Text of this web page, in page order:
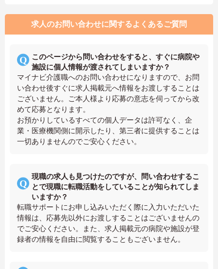
求人のお問い合わせに関するよくあるご質問
このページから問い合わせをすると、すぐに病院や
施設に個人情報が渡されてしまいますか？
マイナビ介護職へのお問い合わせになりますので、お問
い合わせ後すぐに求人掲載元へ情報をお渡しすることは
ございません。ご本人様より応募の意志を伺ってから改
めて応募となります。
お預かりしているすべての個人データは許可なく、企
業・医療機関側に開示したり、第三者に提供することは
一切ありませんのでご安心ください。
現職の求人も見つけたのですが、問い合わせするこ
とで現職に転職活動をしていることが知られてしま
いますか？
転職サポートにお申し込みいただく際に入力いただいた
情報は、応募先以外にお渡しすることはございませんの
でご安心ください。また、求人掲載元の病院や施設が登
録者の情報を自由に閲覧することもございません。